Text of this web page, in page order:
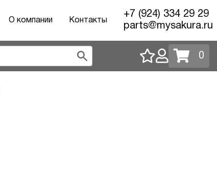
О компании Контакты
+7 (924) 334 29 29
parts@mysakura.ru
0